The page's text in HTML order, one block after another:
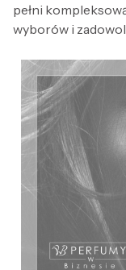
pełni
wyborów i